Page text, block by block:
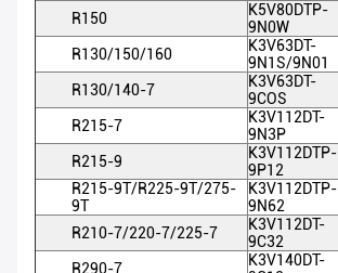
R150
K5V80DTP-
9N0W
R130/150/160
K3V63DT-
9N1S/9N01
R130/140-7
K3V63DT-
9COS
R215-7
K3V112DT-
9N3P
R215-9
K3V112DTP-
9P12
R215-9T/R225-9T/275-
9T
K3V112DTP-
9N62
R210-7/220-7/225-7
K3V112DT-
9C32
R290-7
K3V140DT-